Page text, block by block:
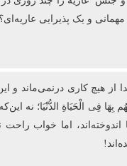
و یک پذیرایی
هیچ کاری درنمی‌ماند و
بِهَا فِی الْحَیَاةِ الدُّنْیَا؛
اما خواب